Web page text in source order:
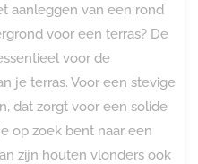
aanleggen van een rond
voor een terras? De
voor de
je terras. Voor een stevige
dat zorgt voor een solide
op zoek bent naar een
zijn houten vlonders ook